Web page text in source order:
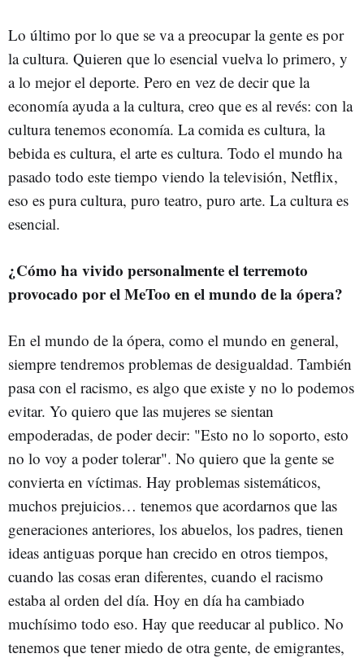
Lo último por lo que se va a preocupar la gente es por
la cultura. Quieren que lo esencial vuelva lo primero, y
a lo mejor el deporte. Pero en vez de decir que la
economía ayuda a la cultura, creo que es al revés: con la
cultura tenemos economía. La comida es cultura, la
bebida es cultura, el arte es cultura. Todo el mundo ha
pasado todo este tiempo viendo la televisión, Netflix,
eso es pura cultura, puro teatro, puro arte. La cultura es
esencial.
¿Cómo ha vivido personalmente el terremoto
provocado por el MeToo en el mundo de la ópera?
En el mundo de la ópera, como el mundo en general,
siempre tendremos problemas de desigualdad. También
pasa con el racismo, es algo que existe y no lo podemos
evitar. Yo quiero que las mujeres se sientan
empoderadas, de poder decir: "Esto no lo soporto, esto
no lo voy a poder tolerar". No quiero que la gente se
convierta en víctimas. Hay problemas sistemáticos,
muchos prejuicios… tenemos que acordarnos que las
generaciones anteriores, los abuelos, los padres, tienen
ideas antiguas porque han crecido en otros tiempos,
cuando las cosas eran diferentes, cuando el racismo
estaba al orden del día. Hoy en día ha cambiado
muchísimo todo eso. Hay que reeducar al publico. No
tenemos que tener miedo de otra gente, de emigrantes,